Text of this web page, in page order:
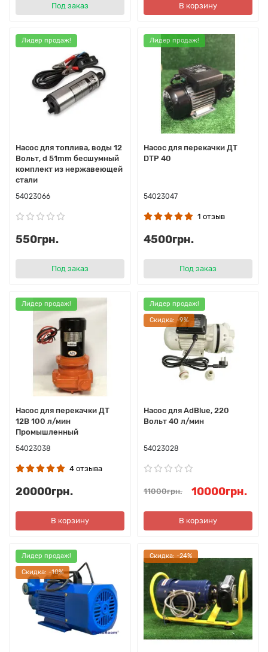
Под заказ В корзину
Лидер продаж!
Насос для топлива, воды 12
Вольт, d 51mm бесшумный
комплект из нержавеющей
стали
54023066
550грн.
Под заказ
Лидер продаж!
Насос для перекачки ДТ
DTP 40
54023047
1 отзыв
4500грн.
Под заказ
Лидер продаж!
Насос для перекачки ДТ
12В 100 л/мин
Промышленный
54023038
4 отзыва
20000грн.
В корзину
Лидер продаж!
Cкидка: -9%
Насос для AdBlue, 220
Вольт 40 л/мин
54023028
11000грн. 10000грн.
В корзину
Лидер продаж!
Cкидка: -10%
Cкидка: -24%